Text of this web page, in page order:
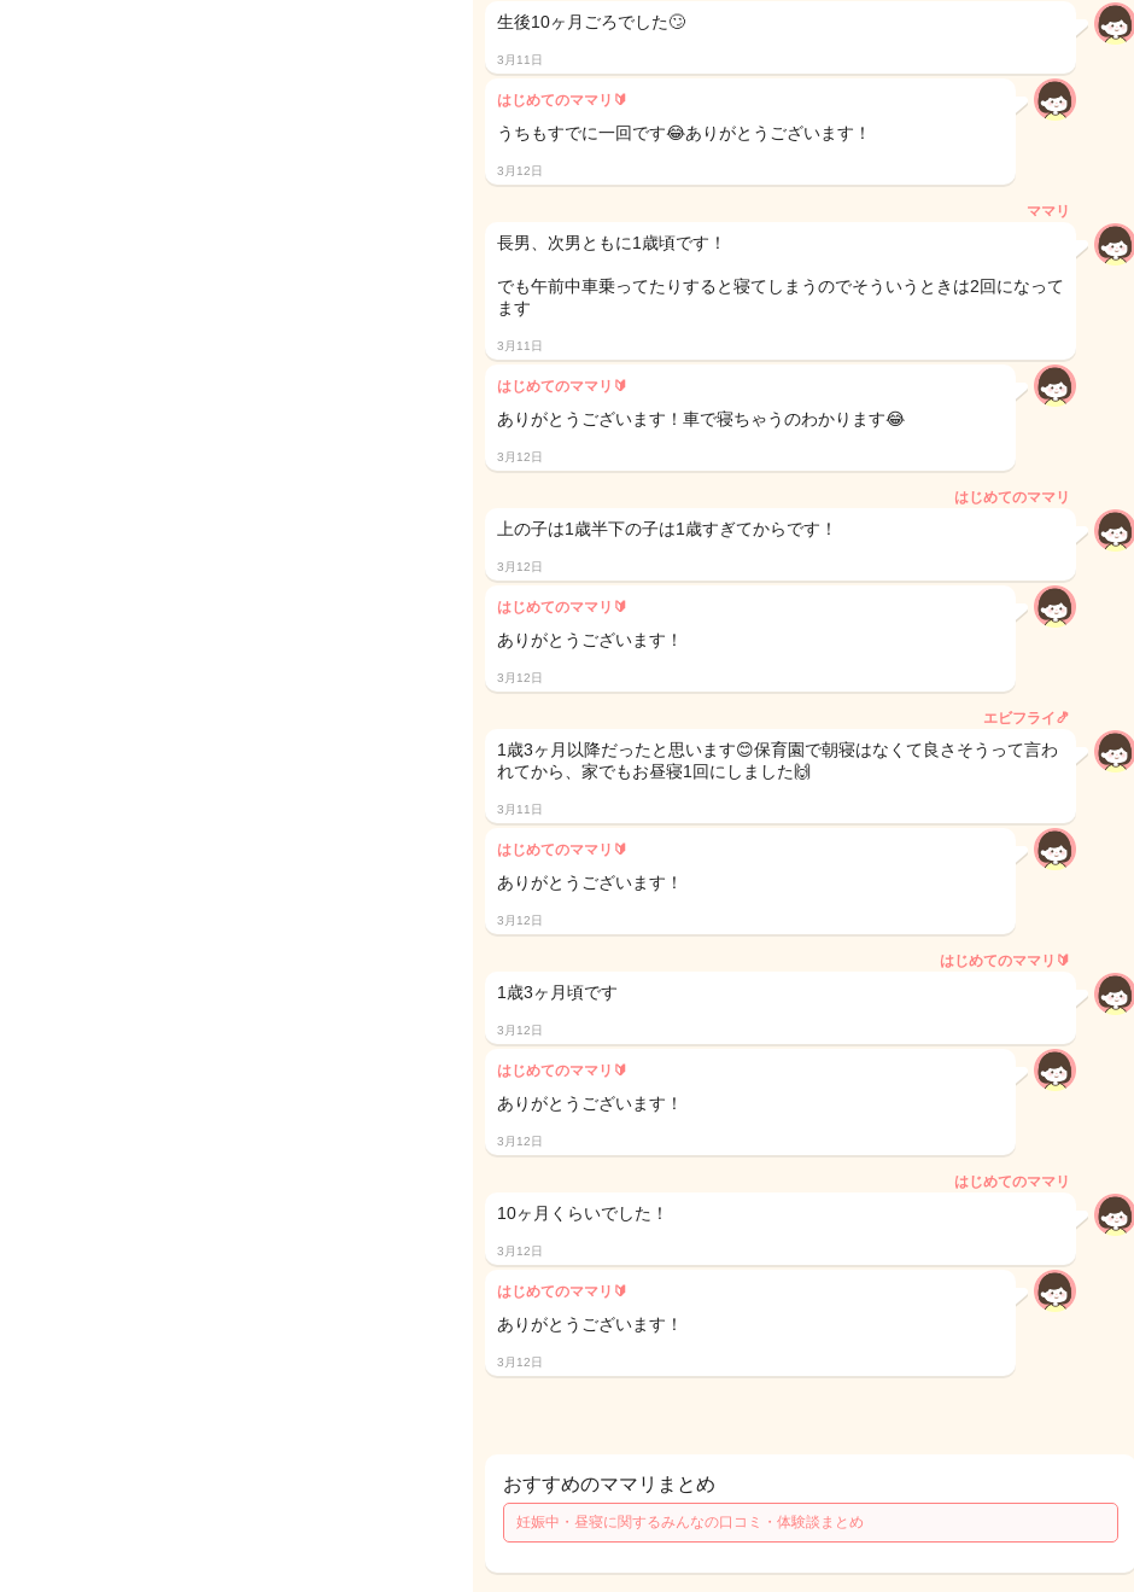
生後10ヶ月ごろでした🙄
3月11日
はじめてのママリ🔰
うちもすでに一回です😂ありがとうございます！
3月12日
ママリ
長男、次男ともに1歳頃です！
でも午前中車乗ってたりすると寝てしまうのでそういうときは2回になって
ます
3月11日
はじめてのママリ🔰
ありがとうございます！車で寝ちゃうのわかります😂
3月12日
はじめてのママリ
上の子は1歳半下の子は1歳すぎてからです！
3月12日
はじめてのママリ🔰
ありがとうございます！
3月12日
エビフライ🍤
1歳3ヶ月以降だったと思います😊保育園で朝寝はなくて良さそうって言わ
れてから、家でもお昼寝1回にしました🙌
3月11日
はじめてのママリ🔰
ありがとうございます！
3月12日
はじめてのママリ🔰
1歳3ヶ月頃です
3月12日
はじめてのママリ🔰
ありがとうございます！
3月12日
はじめてのママリ
10ヶ月くらいでした！
3月12日
はじめてのママリ🔰
ありがとうございます！
3月12日
おすすめのママリまとめ
妊娠中・昼寝に関するみんなの口コミ・体験談まとめ